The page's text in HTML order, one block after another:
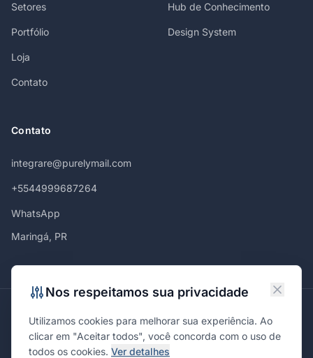
Setores
Portfólio
Loja
Contato
Hub de Conhecimento
Design System
Contato
integrare@purelymail.com
+5544999687264
WhatsApp
Maringá, PR
MaringáCuritibaSão PauloLondrinaCascavelPonta Grossa
Florianópolis BrasíliaJoinvilleCampinas
Nos respeitamos sua privacidade
Utilizamos cookies para melhorar sua experiência. Ao
clicar em "Aceitar todos", você concorda com o uso de
todos os cookies. Ver detalhes